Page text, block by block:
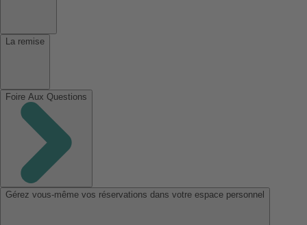
La remise
Foire Aux Questions
Gérez vous-même vos réservations dans votre espace personnel